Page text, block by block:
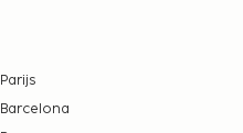
Parijs
Barcelona